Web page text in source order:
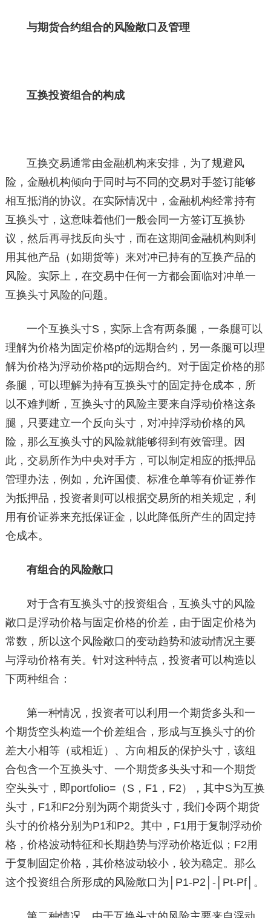
与期货合约组合的风险敞口及管理
互换投资组合的构成
互换交易通常由金融机构来安排，为了规避风
险，金融机构倾向于同时与不同的交易对手签订能够
相互抵消的协议。在实际情况中，金融机构经常持有
互换头寸，这意味着他们一般会同一方签订互换协
议，然后再寻找反向头寸，而在这期间金融机构则利
用其他产品（如期货等）来对冲已持有的互换产品的
风险。实际上，在交易中任何一方都会面临对冲单一
互换头寸风险的问题。
一个互换头寸S，实际上含有两条腿，一条腿可以
理解为价格为固定价格pf的远期合约，另一条腿可以理
解为价格为浮动价格pt的远期合约。对于固定价格的那
条腿，可以理解为持有互换头寸的固定持仓成本，所
以不难判断，互换头寸的风险主要来自浮动价格这条
腿，只要建立一个反向头寸，对冲掉浮动价格的风
险，那么互换头寸的风险就能够得到有效管理。因
此，交易所作为中央对手方，可以制定相应的抵押品
管理办法，例如，允许国债、标准仓单等有价证券作
为抵押品，投资者则可以根据交易所的相关规定，利
用有价证券来充抵保证金，以此降低所产生的固定持
仓成本。
有组合的风险敞口
对于含有互换头寸的投资组合，互换头寸的风险
敞口是浮动价格与固定价格的价差，由于固定价格为
常数，所以这个风险敞口的变动趋势和波动情况主要
与浮动价格有关。针对这种特点，投资者可以构造以
下两种组合：
第一种情况，投资者可以利用一个期货多头和一
个期货空头构造一个价差组合，形成与互换头寸的价
差大小相等（或相近）、方向相反的保护头寸，该组
合包含一个互换头寸、一个期货多头头寸和一个期货
空头头寸，即portfolio=（S，F1，F2），其中S为互换
头寸，F1和F2分别为两个期货头寸，我们令两个期货
头寸的价格分别为P1和P2。其中，F1用于复制浮动价
格，价格波动特征和长期趋势与浮动价格近似；F2用
于复制固定价格，其价格波动较小，较为稳定。那么
这个投资组合所形成的风险敞口为│P1-P2│-│Pt-Pf│。